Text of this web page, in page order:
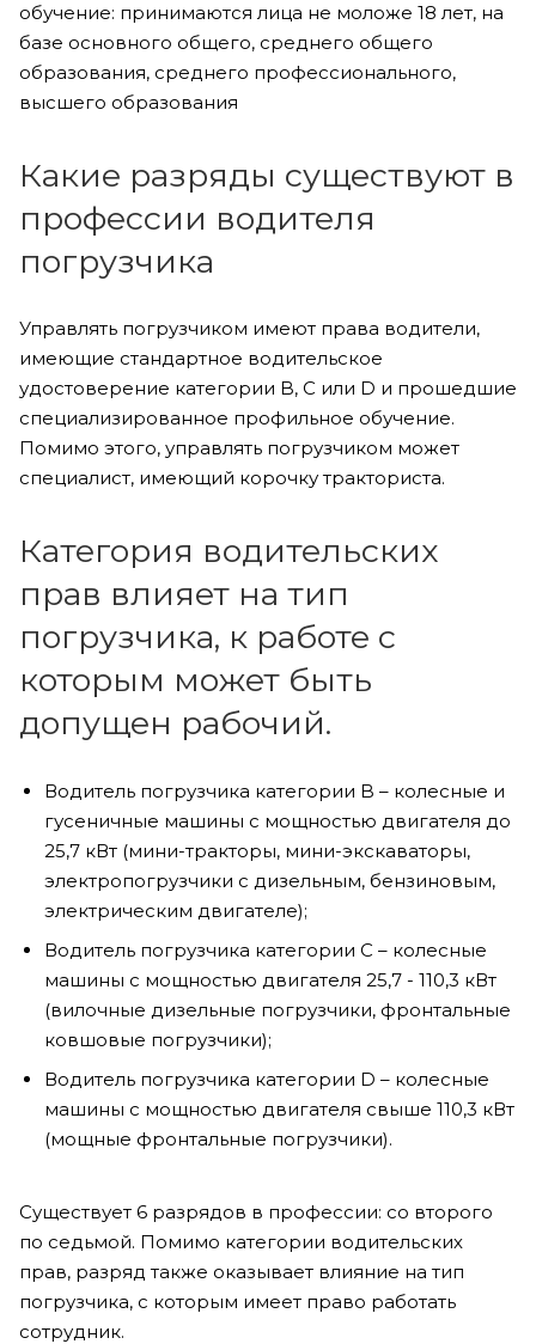
обучение: принимаются лица не моложе 18 лет, на
базе основного общего, среднего общего
образования, среднего профессионального,
высшего образования
Какие разряды существуют в
профессии водителя
погрузчика
Управлять погрузчиком имеют права водители,
имеющие стандартное водительское
удостоверение категории B, C или D и прошедшие
специализированное профильное обучение.
Помимо этого, управлять погрузчиком может
специалист, имеющий корочку тракториста.
Категория водительских
прав влияет на тип
погрузчика, к работе с
которым может быть
допущен рабочий.
Водитель погрузчика категории B – колесные и
гусеничные машины с мощностью двигателя до
25,7 кВт (мини-тракторы, мини-экскаваторы,
электропогрузчики с дизельным, бензиновым,
электрическим двигателе);
Водитель погрузчика категории C – колесные
машины с мощностью двигателя 25,7 - 110,3 кВт
(вилочные дизельные погрузчики, фронтальные
ковшовые погрузчики);
Водитель погрузчика категории D – колесные
машины с мощностью двигателя свыше 110,3 кВт
(мощные фронтальные погрузчики).
Существует 6 разрядов в профессии: со второго
по седьмой. Помимо категории водительских
прав, разряд также оказывает влияние на тип
погрузчика, с которым имеет право работать
сотрудник.